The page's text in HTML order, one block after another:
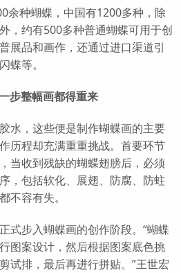
种蝴蝶，中国有1200多种，除
，约有500多种普通蝴蝶可用于创
展品和画作，还通过进口渠道引
蝶等。
步整幅画都得重来
，这些便是制作蝴蝶画的主要
历程却充满重重挑战。首要环节
当收到残缺的蝴蝶翅膀后，必须
，包括软化、展翅、防腐、防蛀
不容有失。
步入蝴蝶画的创作阶段。“蝴蝶
图案设计，然后根据图案底色挑
试排，最后再进行拼贴。”王世宏